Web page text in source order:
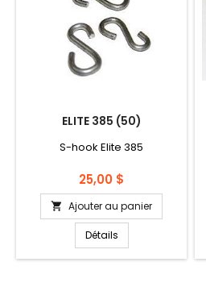
ELITE 385 (50)
S-hook Elite 385
Prix
25,00 $
 Ajouter au panier
Détails